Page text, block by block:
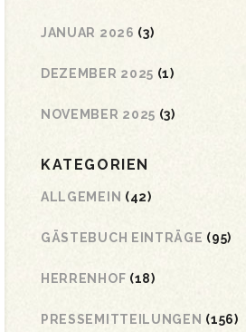
JANUAR 2026 (3)
DEZEMBER 2025 (1)
NOVEMBER 2025 (3)
KATEGORIEN
ALLGEMEIN (42)
GÄSTEBUCH EINTRÄGE (95)
HERRENHOF (18)
PRESSEMITTEILUNGEN (156)